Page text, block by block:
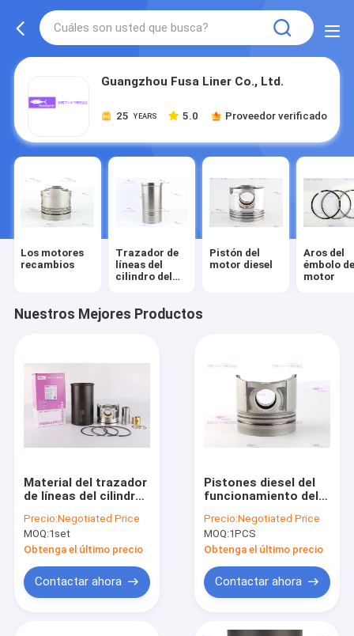
Guangzhou Fusa Liner Co., Ltd.
25 YEARS 5.0 Proveedor verificado
Los motores
recambios
Trazador de
líneas del
cilindro del
Pistón del
motor diesel
Aros del
émbolo
motor
Nuestros Mejores Productos
Material del trazador
de líneas del cilindro
Precio:Negotiated Price
MOQ:1set
Obtenga el último precio
Contactar ahora
Pistones diesel del
funcionamiento del
para KOMATSU
S6D95-6
Precio:Negotiated Price
MOQ:1PCS
Obtenga el último precio
Contactar ahora